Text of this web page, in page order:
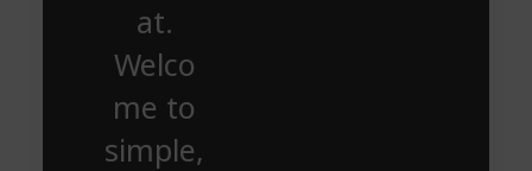
at.
Welco
me to
simple,